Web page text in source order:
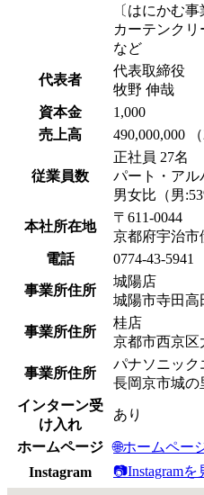
〔はにかむ事
カーテンクリ
など
代表者
代表取締役
牧野 伸哉
資本金
1,000
売上高
490,000,000
従業員数
正社員 27名
パート・アル
男女比（男
本社所在地
〒611-0044
京都府宇治市
電話
0774-43-5941
事業所住所
城陽店
城陽市寺田高
事業所住所
桂店
京都市西京区
事業所住所
パナソニック
長岡京市城の
インターン受
け入れ
あり
ホームページ 🌐ホームペー
Instagram
📷Instagramを